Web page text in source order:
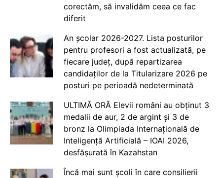
corectăm, să invalidăm ceea ce fac
diferit
An școlar 2026-2027. Lista posturilor
pentru profesori a fost actualizată, pe
fiecare județ, după repartizarea
candidaților de la Titularizare 2026 pe
posturi pe perioadă nedeterminată
ULTIMĂ ORĂ Elevii români au obținut 3
medalii de aur, 2 de argint și 3 de
bronz la Olimpiada Internațională de
Inteligență Artificială – IOAI 2026,
desfășurată în Kazahstan
Încă mai sunt școli în care consilierii